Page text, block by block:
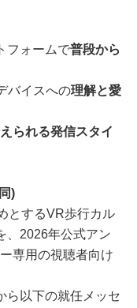
フォームで普段から
バイスへの理解と愛
られる発信スタイ
)
とするVR歩行カル
、2026年公式アン
専用の視聴者向け
ら以下の就任メッセ